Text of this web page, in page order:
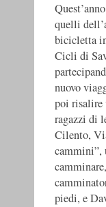
quelli
bicicletta
Cicli di
nuovo
poi risalire
ragazzi di
Cilento,
cammini”,
piedi, e